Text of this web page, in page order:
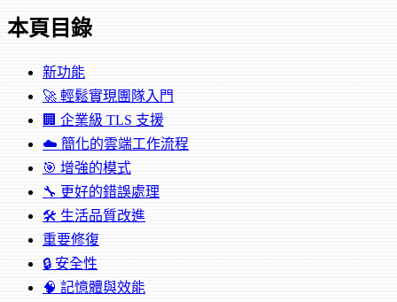
本頁目錄
新功能
🚀 輕鬆實現團隊入門
🏢 企業級 TLS 支援
☁️ 簡化的雲端工作流程
🎯 增強的模式
🔧 更好的錯誤處理
🛠️ 生活品質改進
重要修復
🔒 安全性
🧠 記憶體與效能